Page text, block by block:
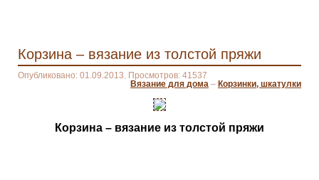
Корзина – вязание из толстой пряжи
Опубликовано: 01.09.2013. Просмотров: 41537
Вязание для дома – Корзинки, шкатулки
Корзина – вязание из толстой пряжи